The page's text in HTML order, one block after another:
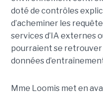
doté de contrôles
d’acheminer les
services d’IA externes
pourraient se retrouver
données
Mme Loomis met en